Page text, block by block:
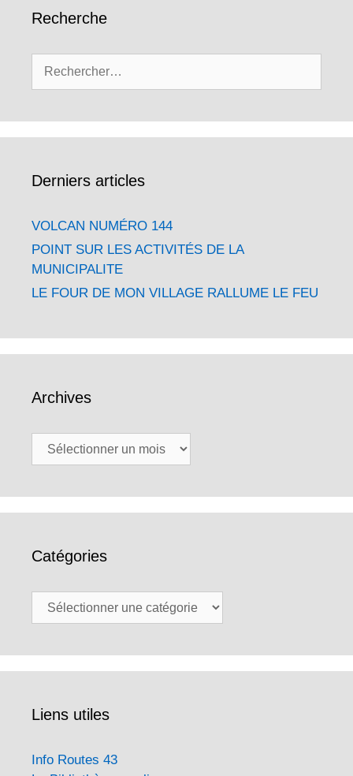
Recherche
Derniers articles
VOLCAN NUMÉRO 144
POINT SUR LES ACTIVITÉS DE LA
MUNICIPALITE
LE FOUR DE MON VILLAGE RALLUME LE FEU
Archives
Archives
Catégories
Catégories
Liens utiles
Info Routes 43